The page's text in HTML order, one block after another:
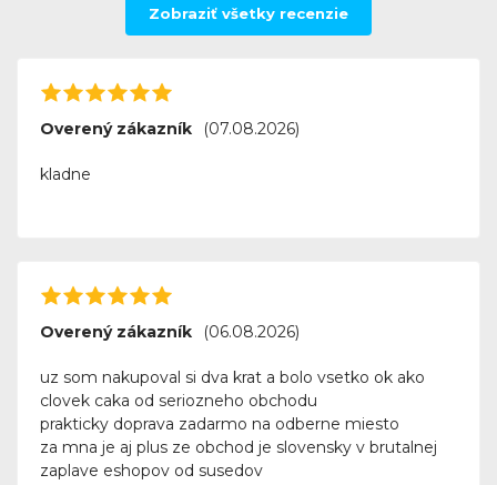
Zobraziť všetky recenzie
Overený zákazník (07.08.2026)
kladne
Overený zákazník (06.08.2026)
uz som nakupoval si dva krat a bolo vsetko ok ako
clovek caka od seriozneho obchodu
prakticky doprava zadarmo na odberne miesto
za mna je aj plus ze obchod je slovensky v brutalnej
zaplave eshopov od susedov